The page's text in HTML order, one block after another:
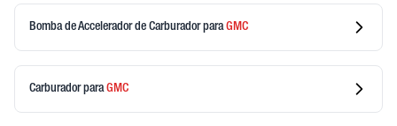
Bomba de Accelerador de CarburadorparaGMC
CarburadorparaGMC